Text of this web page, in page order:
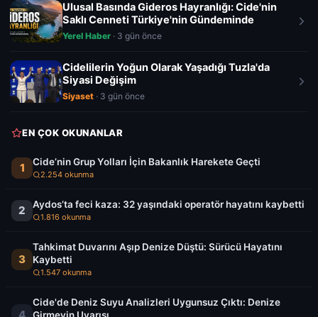
Ulusal Basında Gideros Hayranlığı: Cide'nin
Saklı Cenneti Türkiye'nin Gündeminde
Yerel Haber · 3 gün önce
Cidelilerin Yoğun Olarak Yaşadığı Tuzla'da
Siyasi Değişim
Siyaset · 3 gün önce
EN ÇOK OKUNANLAR
1 Cide’nin Grup Yolları İçin Bakanlık Harekete Geçti
2.254 okunma
2 Aydos’ta feci kaza: 32 yaşındaki operatör hayatını kaybetti
1.816 okunma
3
Tahkimat Duvarını Aşıp Denize Düştü: Sürücü Hayatını
Kaybetti
1.547 okunma
Cide'de Deniz Suyu Analizleri Uygunsuz Çıktı: Denize